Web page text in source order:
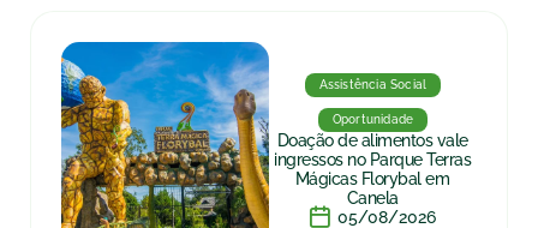
Assistência Social
Oportunidade
Doação de alimentos vale
ingressos no Parque Terras
Mágicas Florybal em
Canela
05/08/2026